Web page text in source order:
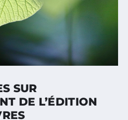
SUR
DE L’ÉDITION